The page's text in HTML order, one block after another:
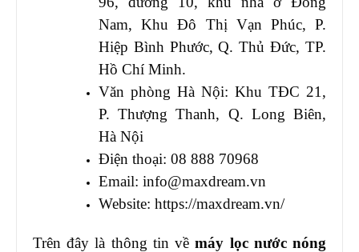
Nam, Khu Đô Thị Vạn Phúc, P.
Hiệp Bình Phước, Q. Thủ Đức, TP.
Hồ Chí Minh.
Văn phòng Hà Nội: Khu TĐC 21,
P. Thượng Thanh, Q. Long Biên,
Hà Nội
Điện thoại: 08 888 70968
Email: info@maxdream.vn
Website: https://maxdream.vn/
Trên đây là thông tin vềmáy lọc nước nóng